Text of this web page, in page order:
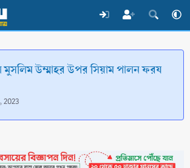
উম্মাহর উপর সিয়াম পালন ফরয
2023